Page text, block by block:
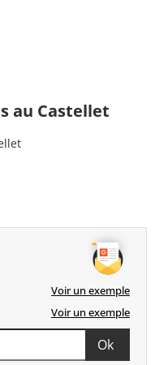
au Castellet
Voir un exemple
Voir un exemple